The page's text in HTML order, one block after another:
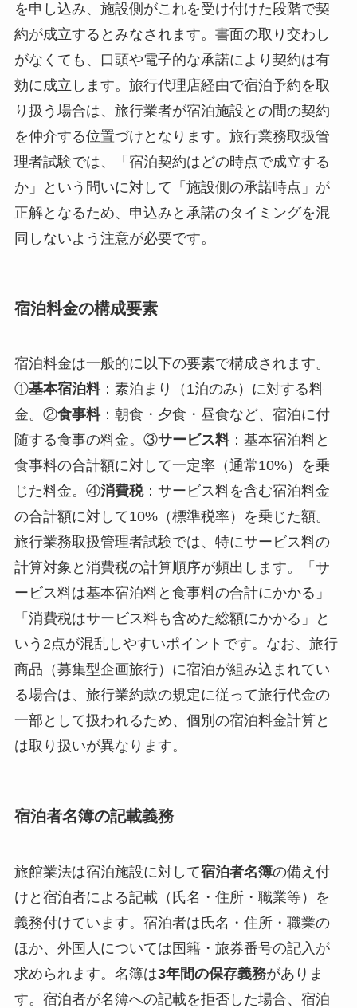
を申し込み、施設側がこれを受け付けた段階で契
約が成立するとみなされます。書面の取り交わし
がなくても、口頭や電子的な承諾により契約は有
効に成立します。旅行代理店経由で宿泊予約を取
り扱う場合は、旅行業者が宿泊施設との間の契約
を仲介する位置づけとなります。旅行業務取扱管
理者試験では、「宿泊契約はどの時点で成立する
か」という問いに対して「施設側の承諾時点」が
正解となるため、申込みと承諾のタイミングを混
同しないよう注意が必要です。
宿泊料金の構成要素
宿泊料金は一般的に以下の要素で構成されます。
①基本宿泊料：素泊まり（1泊のみ）に対する料
金。②食事料：朝食・夕食・昼食など、宿泊に付
随する食事の料金。③サービス料：基本宿泊料と
食事料の合計額に対して一定率（通常10%）を乗
じた料金。④消費税：サービス料を含む宿泊料金
の合計額に対して10%（標準税率）を乗じた額。
旅行業務取扱管理者試験では、特にサービス料の
計算対象と消費税の計算順序が頻出します。「サ
ービス料は基本宿泊料と食事料の合計にかかる」
「消費税はサービス料も含めた総額にかかる」と
いう2点が混乱しやすいポイントです。なお、旅行
商品（募集型企画旅行）に宿泊が組み込まれてい
る場合は、旅行業約款の規定に従って旅行代金の
一部として扱われるため、個別の宿泊料金計算と
は取り扱いが異なります。
宿泊者名簿の記載義務
旅館業法は宿泊施設に対して宿泊者名簿の備え付
けと宿泊者による記載（氏名・住所・職業等）を
義務付けています。宿泊者は氏名・住所・職業の
ほか、外国人については国籍・旅券番号の記入が
求められます。名簿は3年間の保存義務がありま
す。宿泊者が名簿への記載を拒否した場合、宿泊